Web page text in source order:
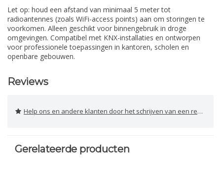
Let op: houd een afstand van minimaal 5 meter tot
radioantennes (zoals WiFi-access points) aan om storingen te
voorkomen. Alleen geschikt voor binnengebruik in droge
omgevingen. Compatibel met KNX-installaties en ontworpen
voor professionele toepassingen in kantoren, scholen en
openbare gebouwen.
Reviews
Help ons en andere klanten door het schrijven van een review
Gerelateerde producten